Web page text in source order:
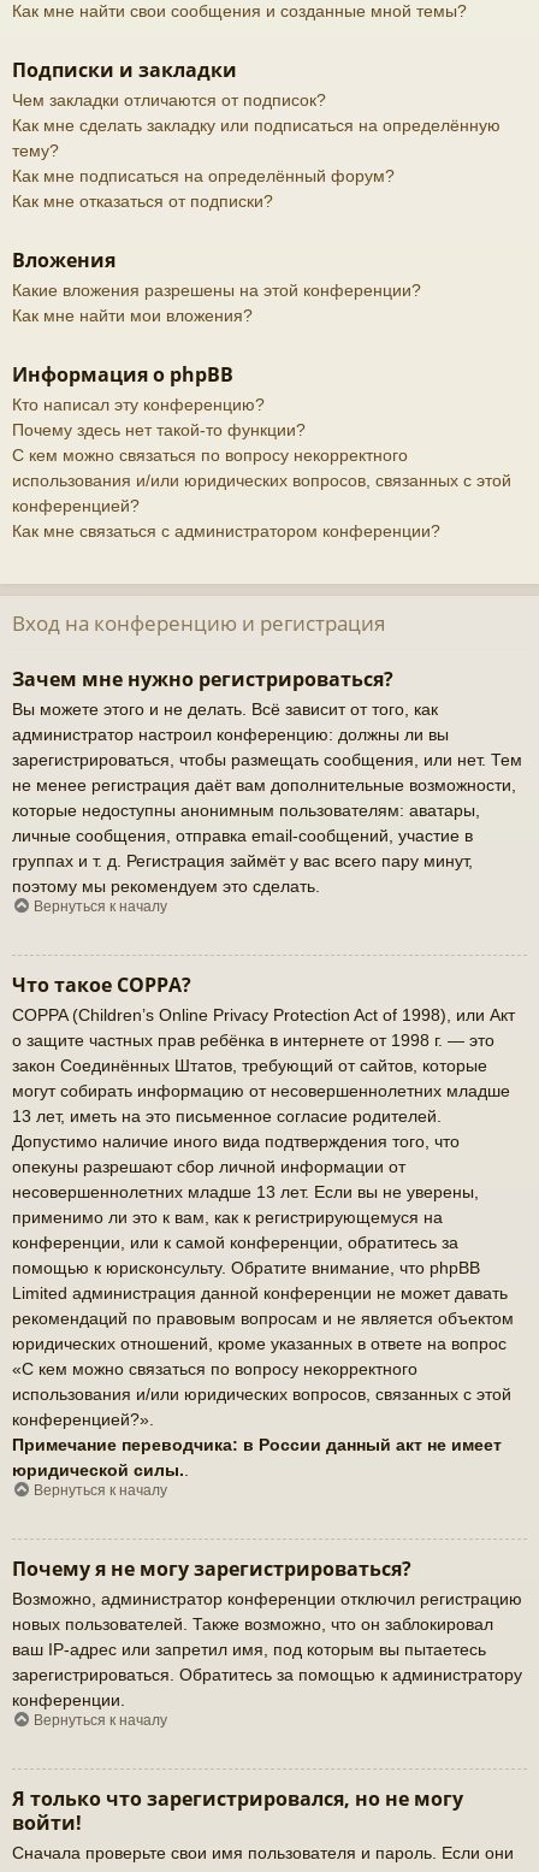
Как мне найти свои сообщения и созданные мной темы?
Подписки и закладки
Чем закладки отличаются от подписок?
Как мне сделать закладку или подписаться на определённую
тему?
Как мне подписаться на определённый форум?
Как мне отказаться от подписки?
Вложения
Какие вложения разрешены на этой конференции?
Как мне найти мои вложения?
Информация о phpBB
Кто написал эту конференцию?
Почему здесь нет такой-то функции?
С кем можно связаться по вопросу некорректного
использования и/или юридических вопросов, связанных с этой
конференцией?
Как мне связаться с администратором конференции?
Вход на конференцию и регистрация
Зачем мне нужно регистрироваться?
Вы можете этого и не делать. Всё зависит от того, как
администратор настроил конференцию: должны ли вы
зарегистрироваться, чтобы размещать сообщения, или нет. Тем
не менее регистрация даёт вам дополнительные возможности,
которые недоступны анонимным пользователям: аватары,
личные сообщения, отправка email-сообщений, участие в
группах и т. д. Регистрация займёт у вас всего пару минут,
поэтому мы рекомендуем это сделать.
Вернуться к началу
Что такое COPPA?
COPPA (Children’s Online Privacy Protection Act of 1998), или Акт
о защите частных прав ребёнка в интернете от 1998 г. — это
закон Соединённых Штатов, требующий от сайтов, которые
могут собирать информацию от несовершеннолетних младше
13 лет, иметь на это письменное согласие родителей.
Допустимо наличие иного вида подтверждения того, что
опекуны разрешают сбор личной информации от
несовершеннолетних младше 13 лет. Если вы не уверены,
применимо ли это к вам, как к регистрирующемуся на
конференции, или к самой конференции, обратитесь за
помощью к юрисконсульту. Обратите внимание, что phpBB
Limited администрация данной конференции не может давать
рекомендаций по правовым вопросам и не является объектом
юридических отношений, кроме указанных в ответе на вопрос
«С кем можно связаться по вопросу некорректного
использования и/или юридических вопросов, связанных с этой
конференцией?».
Примечание переводчика: в России данный акт не имеет
юридической силы.
Вернуться к началу
Почему я не могу зарегистрироваться?
Возможно, администратор конференции отключил регистрацию
новых пользователей. Также возможно, что он заблокировал
ваш IP-адрес или запретил имя, под которым вы пытаетесь
зарегистрироваться. Обратитесь за помощью к администратору
конференции.
Вернуться к началу
Я только что зарегистрировался, но не могу
войти!
Сначала проверьте свои имя пользователя и пароль. Если они